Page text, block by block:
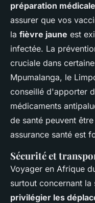
préparation
assurer que vos
la fièvre jaune est
infectée. La
cruciale dans
Mpumalanga, le
conseillé d'apporter
médicaments
de santé peuvent
assurance santé est
Sécurité et
Voyager en Afrique
surtout concernant
privilégier les